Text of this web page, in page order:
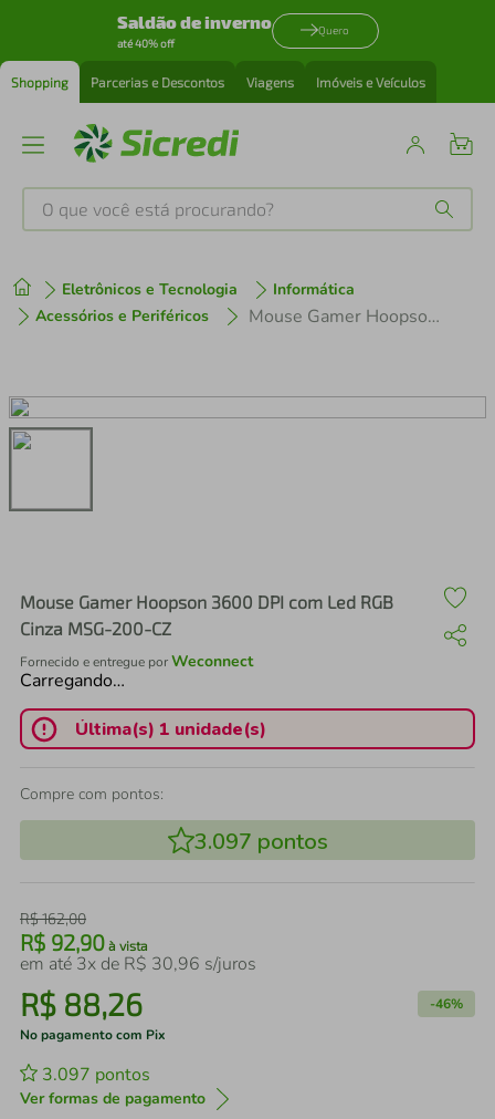
Saldão de inverno
até 40% off
Quero
Shopping Parcerias e Descontos Viagens Imóveis e Veículos
O que você está procurando?
Eletrônicos e Tecnologia
Informática
Acessórios e Periféricos
Mouse Gamer Hoopson 3600 DPI com Led RGB Cinza MSG-200-CZ
Mouse Gamer Hoopson 3600 DPI com Led RGB
Cinza MSG-200-CZ
Fornecido e entregue porWeconnect
Carregando…
Última(s) 1 unidade(s)
Compre com pontos:
3.097 pontos
R$162,00
R$ 92,90 à vista
em até 3x de R$ 30,96 s/juros
R$ 88,26 -46%
No pagamento com Pix
3.097 pontos
Ver formas de pagamento
1º tenis
3º